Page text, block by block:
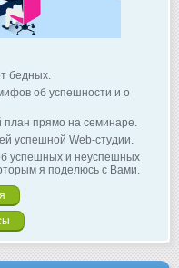
бедных.
об успешности и о
прямо на семинаре.
успешной Web-студии.
успешных и неуспешных
я поделюсь с Вами.